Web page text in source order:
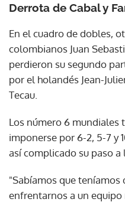
Derrota de Cabal y
En el cuadro de dobles,
colombianos Juan
perdieron su segundo
por el holandés Jean-
Tecau.
Los número 6 mundiales
imponerse por 6-2, 5-7 y
así complicado su paso
"Sabíamos que teníamos
enfrentarnos a un